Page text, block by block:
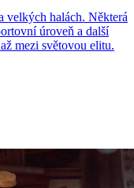
velkých halách. Některá
úroveň a další
mezi světovou elitu.